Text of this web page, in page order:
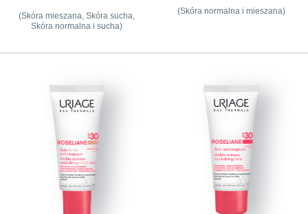
(Skóra mieszana, Skóra sucha,
Skóra normalna i sucha)
(Skóra normalna i mieszana)